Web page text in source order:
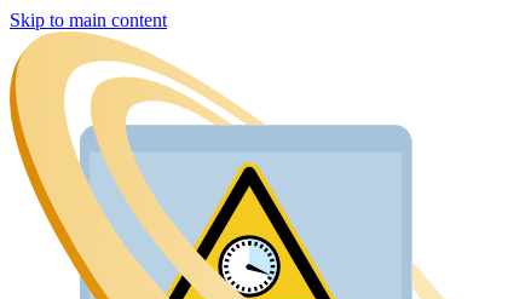
Skip to main content